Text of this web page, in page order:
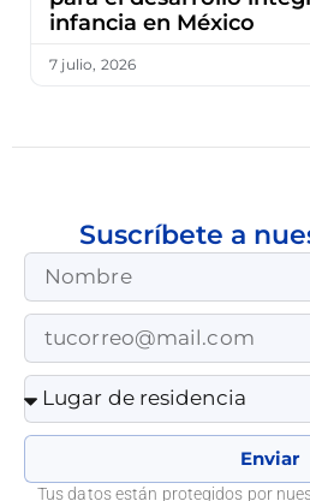
infancia en México
7 julio, 2026
Enviar
Suscríbete a
Tus datos están protegidos por